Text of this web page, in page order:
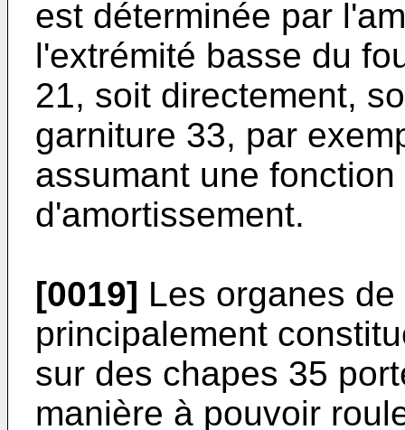
est déterminée par
l'extrémité basse du
21, soit directement,
garniture 33, par
assumant une
d'amortissement.
[0019] Les organes
principalement
sur des chapes 35
manière à pouvoir